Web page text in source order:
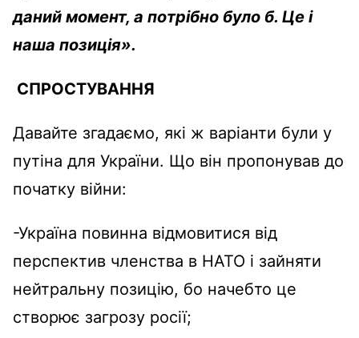
даний момент, а потрібно було б. Це і
наша позиція».
СПРОСТУВАННЯ
Давайте згадаємо, які ж варіанти були у
путіна для України. Що він пропонував до
початку війни:
-Україна повинна відмовитися від
перспектив членства в НАТО і зайняти
нейтральну позицію, бо начебто це
створює загрозу росії;